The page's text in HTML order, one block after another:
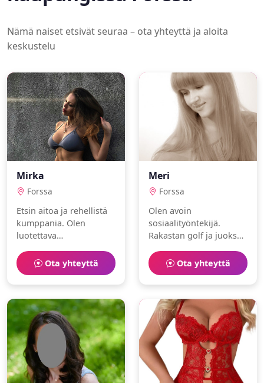
Nämä naiset etsivät seuraa – ota yhteyttä ja aloita
keskustelu
Mirka
Forssa
Etsin aitoa ja rehellistä
kumppania. Olen
luotettava
nauttii matkustaminen
ja purjehdus.
Ota yhteyttä
Meri
Forssa
Olen avoin
sosiaalityöntekijä.
Rakastan golf ja juoksu.
sielunkumppani.
Ota yhteyttä